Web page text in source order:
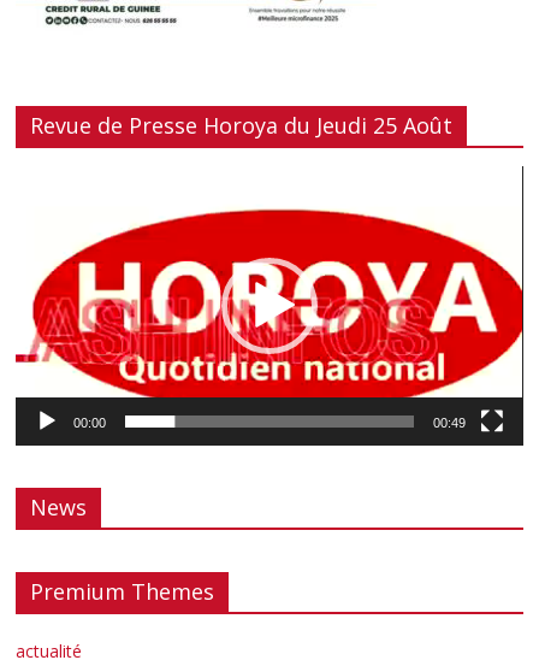
Revue de Presse Horoya du Jeudi 25 Août
00:00 00:49
News
Premium Themes
actualité